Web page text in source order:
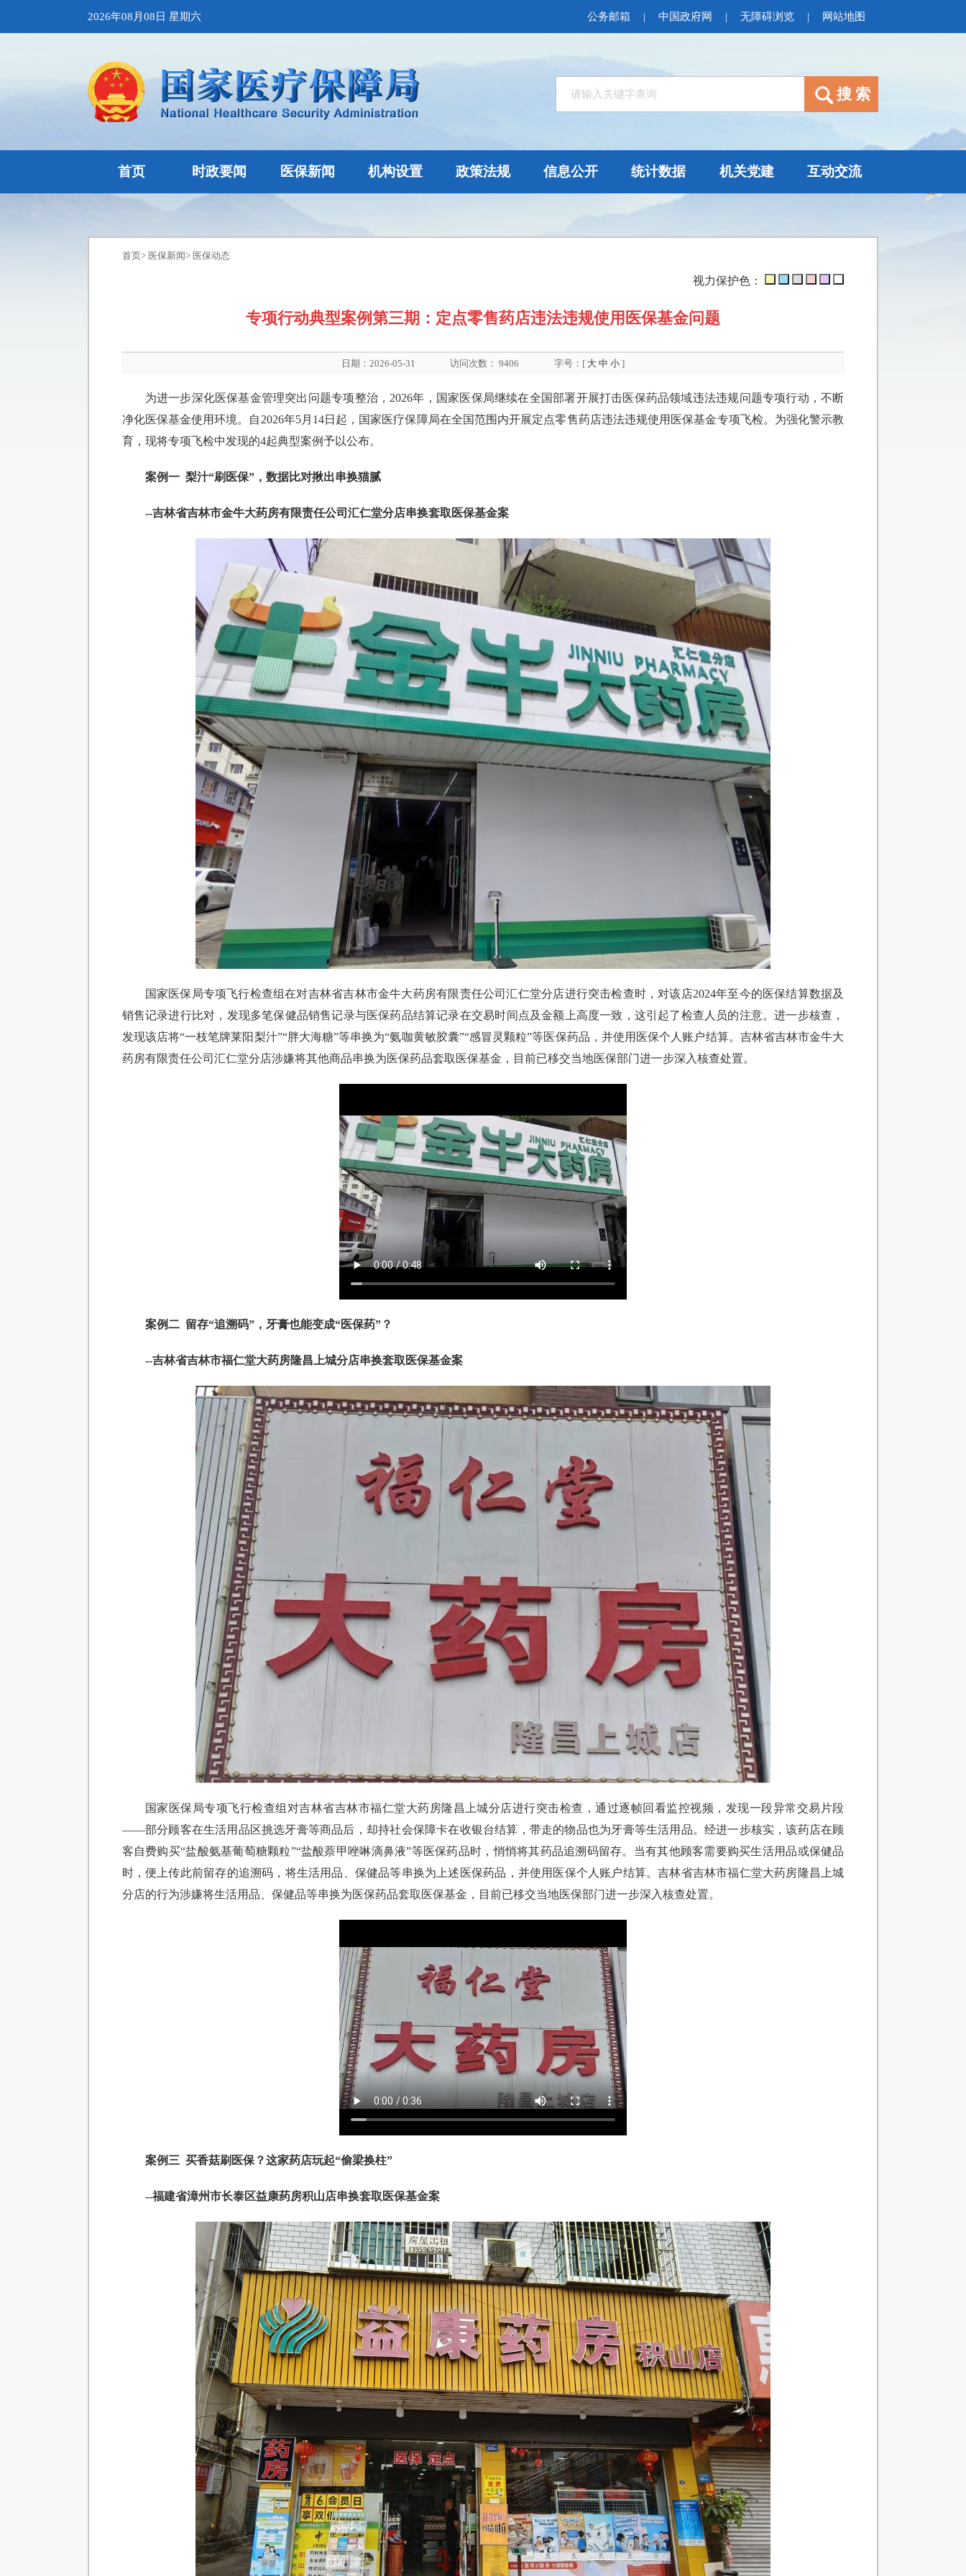
2026年08月08日 星期六 公务邮箱 | 中国政府网 | 无障碍浏览 | 网站地图
首页 时政要闻 医保新闻 机构设置 政策法规 信息公开 统计数据 机关党建 互动交流
首页> 医保新闻> 医保动态
视力保护色：
专项行动典型案例第三期：定点零售药店违法违规使用医保基金问题
日期：2026-05-31 访问次数：9406 字号：[ 大 中 小 ]
为进一步深化医保基金管理突出问题专项整治，2026年，国家医保局继续在全国部署开展打击医保药品领域违法违规问题专项行动，不断
净化医保基金使用环境。自2026年5月14日起，国家医疗保障局在全国范围内开展定点零售药店违法违规使用医保基金专项飞检。为强化警示教
育，现将专项飞检中发现的4起典型案例予以公布。
案例一 梨汁“刷医保”，数据比对揪出串换猫腻
--吉林省吉林市金牛大药房有限责任公司汇仁堂分店串换套取医保基金案
国家医保局专项飞行检查组在对吉林省吉林市金牛大药房有限责任公司汇仁堂分店进行突击检查时，对该店2024年至今的医保结算数据及
销售记录进行比对，发现多笔保健品销售记录与医保药品结算记录在交易时间点及金额上高度一致，这引起了检查人员的注意。进一步核查，
发现该店将“一枝笔牌莱阳梨汁”“胖大海糖”等串换为“氨咖黄敏胶囊”“感冒灵颗粒”等医保药品，并使用医保个人账户结算。吉林省吉林市金牛大
药房有限责任公司汇仁堂分店涉嫌将其他商品串换为医保药品套取医保基金，目前已移交当地医保部门进一步深入核查处置。
案例二 留存“追溯码”，牙膏也能变成“医保药”？
--吉林省吉林市福仁堂大药房隆昌上城分店串换套取医保基金案
国家医保局专项飞行检查组对吉林省吉林市福仁堂大药房隆昌上城分店进行突击检查，通过逐帧回看监控视频，发现一段异常交易片段
——部分顾客在生活用品区挑选牙膏等商品后，却持社会保障卡在收银台结算，带走的物品也为牙膏等生活用品。经进一步核实，该药店在顾
客自费购买“盐酸氨基葡萄糖颗粒”“盐酸萘甲唑啉滴鼻液”等医保药品时，悄悄将其药品追溯码留存。当有其他顾客需要购买生活用品或保健品
时，便上传此前留存的追溯码，将生活用品、保健品等串换为上述医保药品，并使用医保个人账户结算。吉林省吉林市福仁堂大药房隆昌上城
分店的行为涉嫌将生活用品、保健品等串换为医保药品套取医保基金，目前已移交当地医保部门进一步深入核查处置。
案例三 买香菇刷医保？这家药店玩起“偷梁换柱”
--福建省漳州市长泰区益康药房积山店串换套取医保基金案